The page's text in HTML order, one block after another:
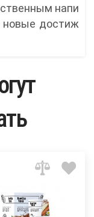
напи
новые достиж